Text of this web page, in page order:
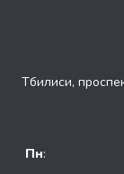
Тбилиси,
Пн: